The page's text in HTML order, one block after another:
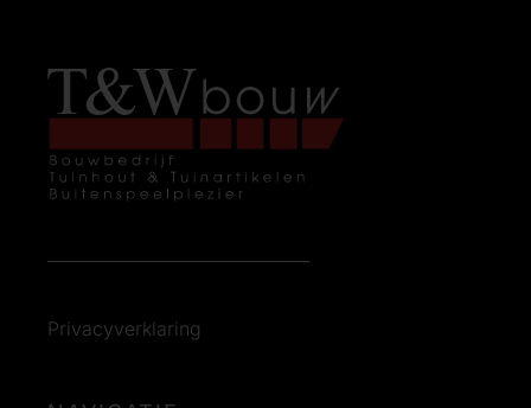
Privacyverklaring